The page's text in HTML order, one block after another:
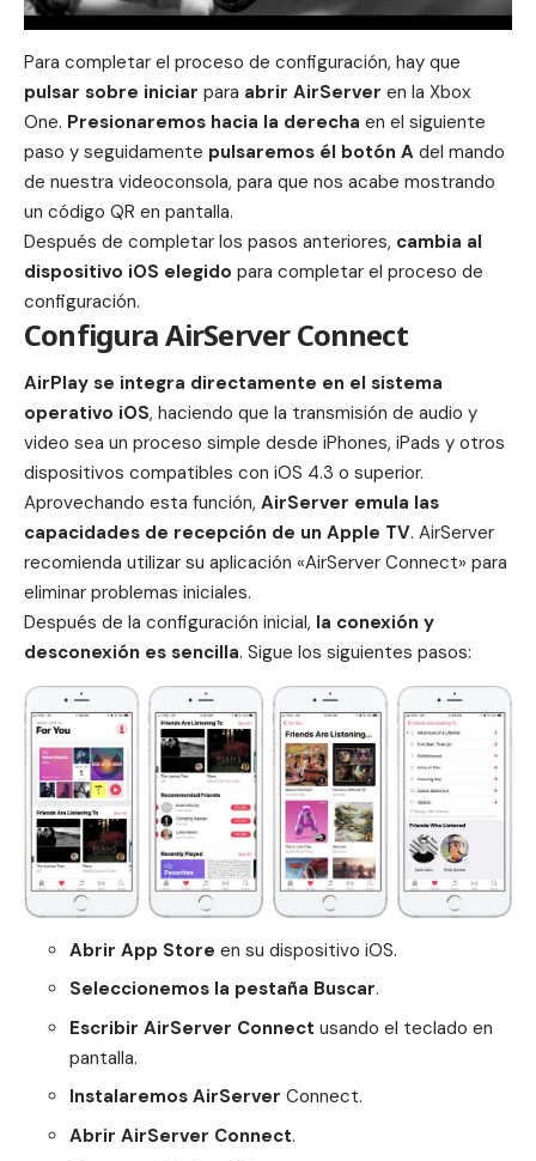
Para completar el proceso de configuración, hay que
pulsar sobre iniciar para abrir AirServer en la Xbox
One. Presionaremos hacia la derecha en el siguiente
paso y seguidamente pulsaremos él botón A del mando
de nuestra videoconsola, para que nos acabe mostrando
un código QR en pantalla.
Después de completar los pasos anteriores, cambia al
dispositivo iOS elegido para completar el proceso de
configuración.
Configura AirServer Connect
AirPlay se integra directamente en el sistema
operativo iOS, haciendo que la transmisión de audio y
video sea un proceso simple desde iPhones, iPads y otros
dispositivos compatibles con iOS 4.3 o superior.
Aprovechando esta función, AirServer emula las
capacidades de recepción de un Apple TV. AirServer
recomienda utilizar su aplicación «AirServer Connect» para
eliminar problemas iniciales.
Después de la configuración inicial, la conexión y
desconexión es sencilla. Sigue los siguientes pasos:
Abrir App Store en su dispositivo iOS.
Seleccionemos la pestaña Buscar.
Escribir AirServer Connect usando el teclado en
pantalla.
Instalaremos AirServer Connect.
Abrir AirServer Connect.